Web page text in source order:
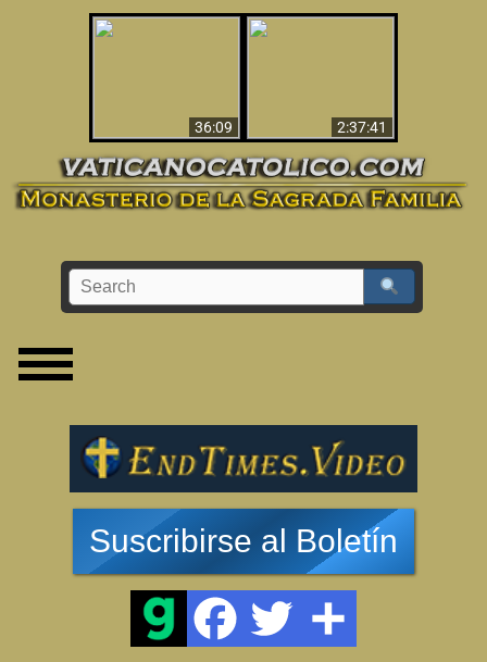
36:09
2:37:41
Suscribirse al Boletín